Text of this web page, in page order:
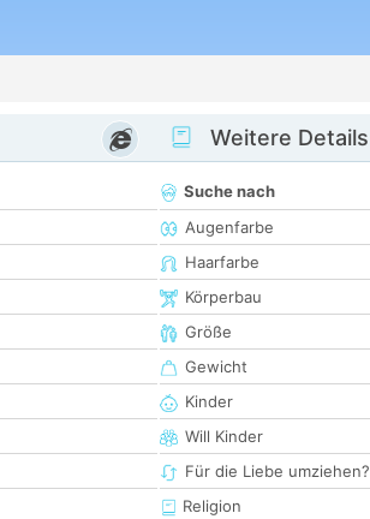
Weitere Details
Suche nach
Augenfarbe
Haarfarbe
Körperbau
Größe
Gewicht
Kinder
Will Kinder
Für die Liebe umziehen?
Religion